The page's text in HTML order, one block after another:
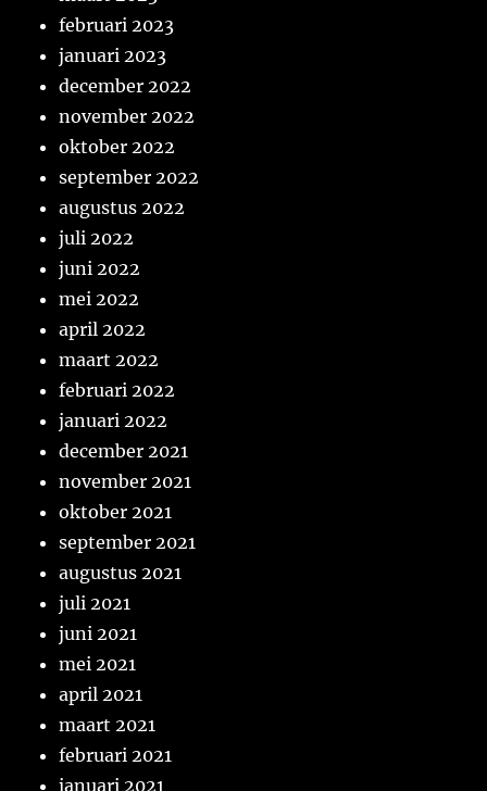
februari 2023
januari 2023
december 2022
november 2022
oktober 2022
september 2022
augustus 2022
juli 2022
juni 2022
mei 2022
april 2022
maart 2022
februari 2022
januari 2022
december 2021
november 2021
oktober 2021
september 2021
augustus 2021
juli 2021
juni 2021
mei 2021
april 2021
maart 2021
februari 2021
januari 2021